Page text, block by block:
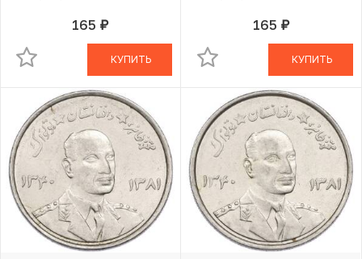
165 руб.В КОРЗИНЕ
КУПИТЬ
165 руб.В КОРЗИНЕ
КУПИТЬ